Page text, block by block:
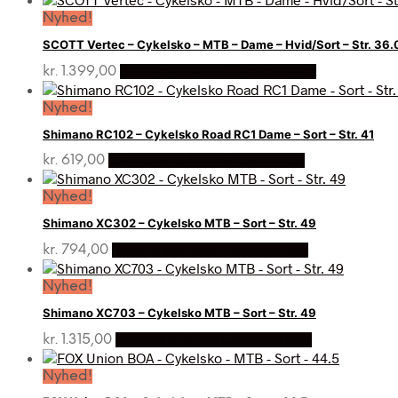
Nyhed!
SCOTT Vertec – Cykelsko – MTB – Dame – Hvid/Sort – Str.
kr. 1.399,00
Nyhed!
Shimano RC102 – Cykelsko Road RC1 Dame – Sort – Str. 41
kr. 619,00
Nyhed!
Shimano XC302 – Cykelsko MTB – Sort – Str. 49
kr. 794,00
Nyhed!
Shimano XC703 – Cykelsko MTB – Sort – Str. 49
kr. 1.315,00
Nyhed!